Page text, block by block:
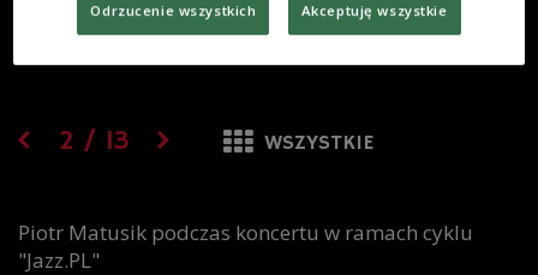
2 / 13 WSZYSTKIE
Piotr Matusik podczas koncertu w ramach cyklu
"Jazz.PL"
Odrzucenie wszystkich Akceptuję wszystkie